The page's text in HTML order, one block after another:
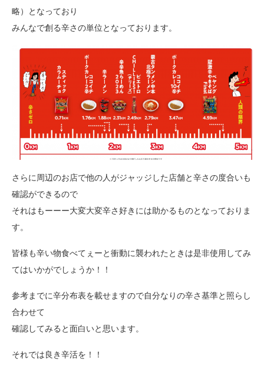
略）となっており
みんなで創る辛さの単位となっております。
さらに周辺のお店で他の人がジャッジした店舗と辛さの度合いも
確認ができるので
それはもーーー大変大変辛さ好きには助かるものとなっておりま
す。
皆様も辛い物食べてぇーと衝動に襲われたときは是非使用してみ
てはいかがでしょうか！！
参考までに辛分布表を載せますので自分なりの辛さ基準と照らし
合わせて
確認してみると面白いと思います。
それでは良き辛活を！！